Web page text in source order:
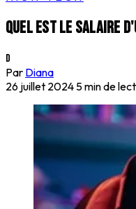
Quel est le salaire
D
Par Diana
26 juillet 2024 5 min de